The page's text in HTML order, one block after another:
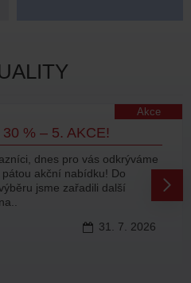
% – 5. AKCE!
Akce
31. 7. 2026
dnes pro vás odkrýváme
akční nabídku! Do
jsme zařadili další